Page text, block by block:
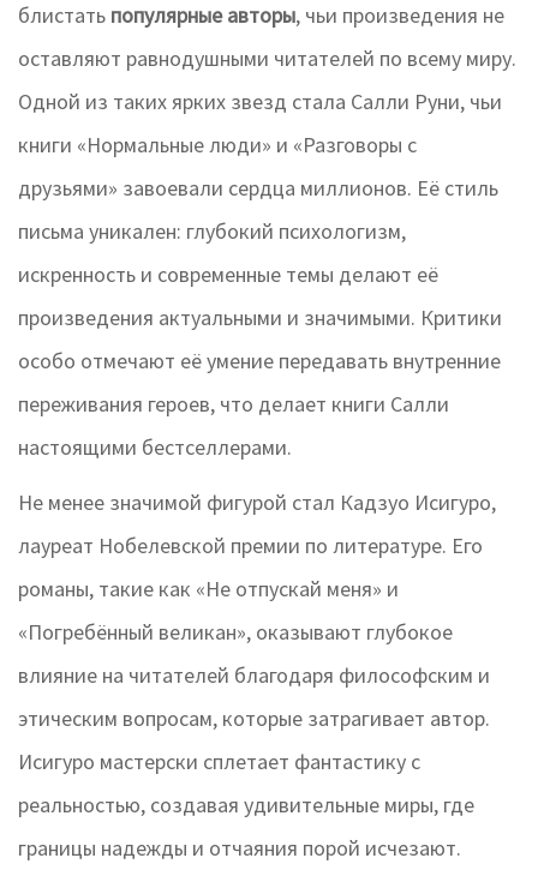
блистать популярные авторы, чьи произведения не
оставляют равнодушными читателей по всему миру.
Одной из таких ярких звезд стала Салли Руни, чьи
книги «Нормальные люди» и «Разговоры с
друзьями» завоевали сердца миллионов. Её стиль
письма уникален: глубокий психологизм,
искренность и современные темы делают её
произведения актуальными и значимыми. Критики
особо отмечают её умение передавать внутренние
переживания героев, что делает книги Салли
настоящими бестселлерами.
Не менее значимой фигурой стал Кадзуо Исигуро,
лауреат Нобелевской премии по литературе. Его
романы, такие как «Не отпускай меня» и
«Погребённый великан», оказывают глубокое
влияние на читателей благодаря философским и
этическим вопросам, которые затрагивает автор.
Исигуро мастерски сплетает фантастику с
реальностью, создавая удивительные миры, где
границы надежды и отчаяния порой исчезают.